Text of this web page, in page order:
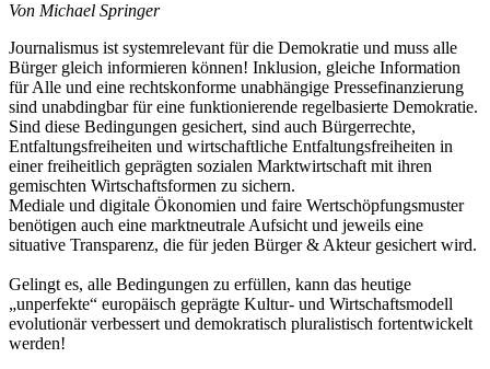
Von Michael Springer
Journalismus ist systemrelevant für die Demokratie und muss alle
Bürger gleich informieren können! Inklusion, gleiche Information
für Alle und eine rechtskonforme unabhängige Pressefinanzierung
sind unabdingbar für eine funktionierende regelbasierte Demokratie.
Sind diese Bedingungen gesichert, sind auch Bürgerrechte,
Entfaltungsfreiheiten und wirtschaftliche Entfaltungsfreiheiten in
einer freiheitlich geprägten sozialen Marktwirtschaft mit ihren
gemischten Wirtschaftsformen zu sichern.
Mediale und digitale Ökonomien und faire Wertschöpfungsmuster
benötigen auch eine marktneutrale Aufsicht und jeweils eine
situative Transparenz, die für jeden Bürger & Akteur gesichert wird.
Gelingt es, alle Bedingungen zu erfüllen, kann das heutige
„unperfekte“ europäisch geprägte Kultur- und Wirtschaftsmodell
evolutionär verbessert und demokratisch pluralistisch fortentwickelt
werden!